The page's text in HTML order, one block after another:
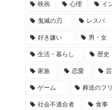
映画 心理 イ
鬼滅の刃 レスバ
好き嫌い 男・女
生活・暮らし 歴史
家族 恋愛
ゲーム 葬送のフ
社会不適合者 食事